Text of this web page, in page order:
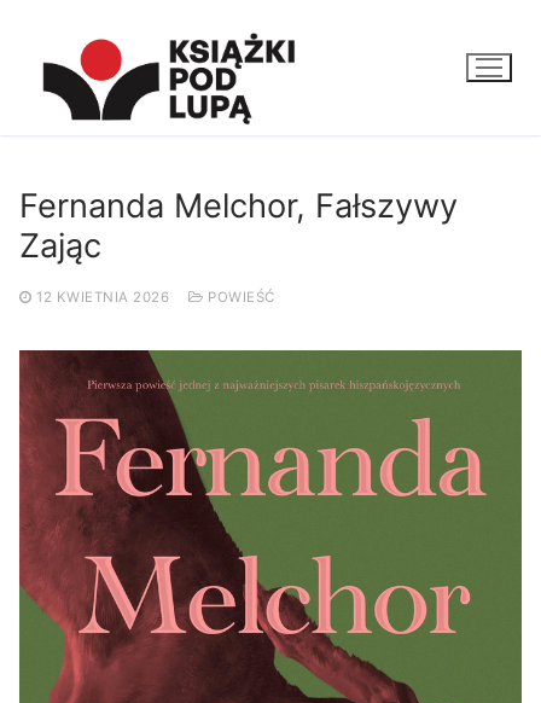
Fernanda Melchor, Fałszywy
Zając
12 KWIETNIA 2026 POWIEŚĆ